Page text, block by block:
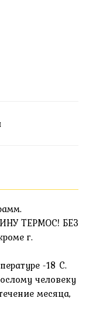
ТЕРМОС! БЕЗ
г.
-18 С.
человеку
месяца,